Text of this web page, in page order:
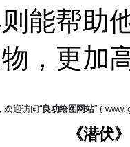
能帮助
，更加